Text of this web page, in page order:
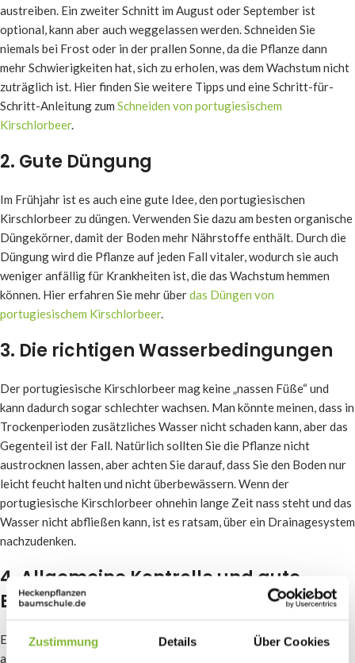
Zustimmung Details Über Cookies
austreiben. Ein zweiter Schnitt im August oder September ist
optional, kann aber auch weggelassen werden. Schneiden Sie
niemals bei Frost oder in der prallen Sonne, da die Pflanze dann
mehr Schwierigkeiten hat, sich zu erholen, was dem Wachstum nicht
zuträglich ist. Hier finden Sie weitere Tipps und eine Schritt-für-
Schritt-Anleitung zum Schneiden von portugiesischem
Kirschlorbeer.
2. Gute Düngung
Im Frühjahr ist es auch eine gute Idee, den portugiesischen
Kirschlorbeer zu düngen. Verwenden Sie dazu am besten organische
Düngekörner, damit der Boden mehr Nährstoffe enthält. Durch die
Düngung wird die Pflanze auf jeden Fall vitaler, wodurch sie auch
weniger anfällig für Krankheiten ist, die das Wachstum hemmen
können. Hier erfahren Sie mehr überdas Düngen von
portugiesischem Kirschlorbeer.
3. Die richtigen Wasserbedingungen
Der portugiesische Kirschlorbeer mag keine „nassen Füße“ und
kann dadurch sogar schlechter wachsen. Man könnte meinen, dass in
Trockenperioden zusätzliches Wasser nicht schaden kann, aber das
Gegenteil ist der Fall. Natürlich sollten Sie die Pflanze nicht
austrocknen lassen, aber achten Sie darauf, dass Sie den Boden nur
leicht feucht halten und nicht überbewässern. Wenn der
portugiesische Kirschlorbeer ohnehin lange Zeit nass steht und das
Wasser nicht abfließen kann, ist es ratsam, über ein Drainagesystem
nachzudenken.
4. Allgemeine Kontrolle und gute
Bedingungen
Es ist ratsam, den portugiesischen Kirschlorbeer von Zeit zu Zeit
auf Schädlinge und Krankheiten zu überprüfen. Obwohl diese